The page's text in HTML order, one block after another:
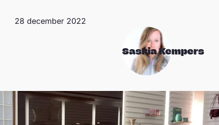
Saskia Kempers
28 december 2022